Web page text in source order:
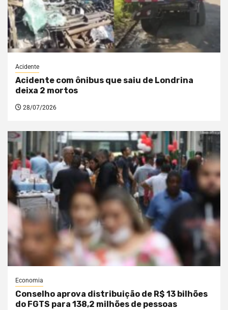
Acidente
Acidente com ônibus que saiu de Londrina
deixa 2 mortos
28/07/2026
Economia
Conselho aprova distribuição de R$ 13 bilhões
do FGTS para 138,2 milhões de pessoas